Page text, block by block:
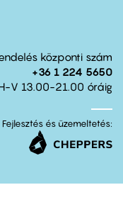
központi szám
+36 1 224 5650
V 13.00-21.00 óráig
Fejlesztés és üzemeltetés: